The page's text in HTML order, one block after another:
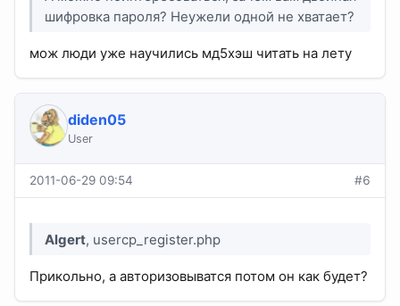
шифровка пароля? Неужели одной не хватает?
мож люди уже научились мд5хэш читать на лету
diden05
User
2011-06-29 09:54 #6
Algert, usercp_register.php
Прикольно, а авторизовыватся потом он как будет?